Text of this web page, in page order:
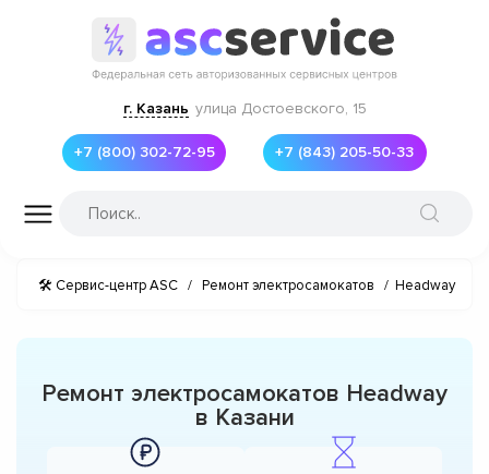
г. Казань улица Достоевского, 15
+7 (800) 302-72-95 +7 (843) 205-50-33
🛠 Сервис-центр ASC / Ремонт электросамокатов / Headway
Ремонт электросамокатов Headway
в Казани